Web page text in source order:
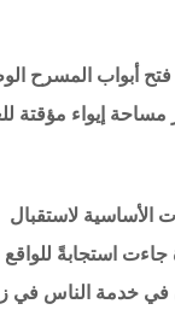
أبواب المسرح
إيواء مؤقتة
الأساسية لاستقبال
جاءت استجابةً للواقع
في خدمة الناس في